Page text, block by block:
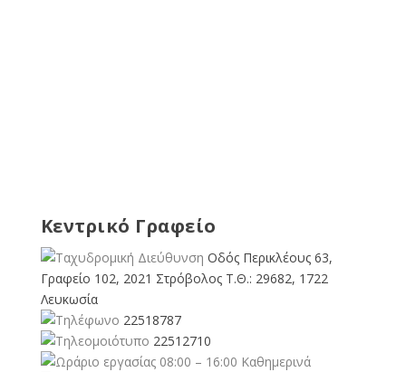
Κεντρικό Γραφείο
Οδός Περικλέους 63,
Γραφείο 102, 2021 Στρόβολος Τ.Θ.: 29682, 1722
Λευκωσία
22518787
22512710
08:00 – 16:00 Καθημερινά